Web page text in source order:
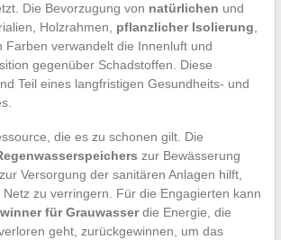
Die Bevorzugung von natürlichen und
Holzrahmen, pflanzlicher Isolierung
Farben verwandelt die Innenluft und
gegenüber Schadstoffen. Diese
Teil eines langfristigen Gesundheits- und
die es zu schonen gilt. Die
zur Bewässerung
Versorgung der sanitären Anlagen hilft,
zu verringern. Für die Engagierten kann
für Grauwasserdie Energie, die
geht, zurückgewinnen, um das